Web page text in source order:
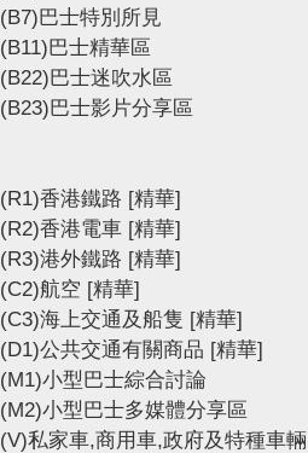
(B7)巴士特別所見
(B11)巴士精華區
(B22)巴士迷吹水區
(B23)巴士影片分享區
(R1)香港鐵路 [精華]
(R2)香港電車 [精華]
(R3)港外鐵路 [精華]
(C2)航空 [精華]
(C3)海上交通及船隻 [精華]
(D1)公共交通有關商品 [精華]
(M1)小型巴士綜合討論
(M2)小型巴士多媒體分享區
(V)私家車,商用車,政府及特種車輛